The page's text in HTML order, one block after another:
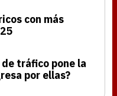
con más
tráfico pone la
por ellas?